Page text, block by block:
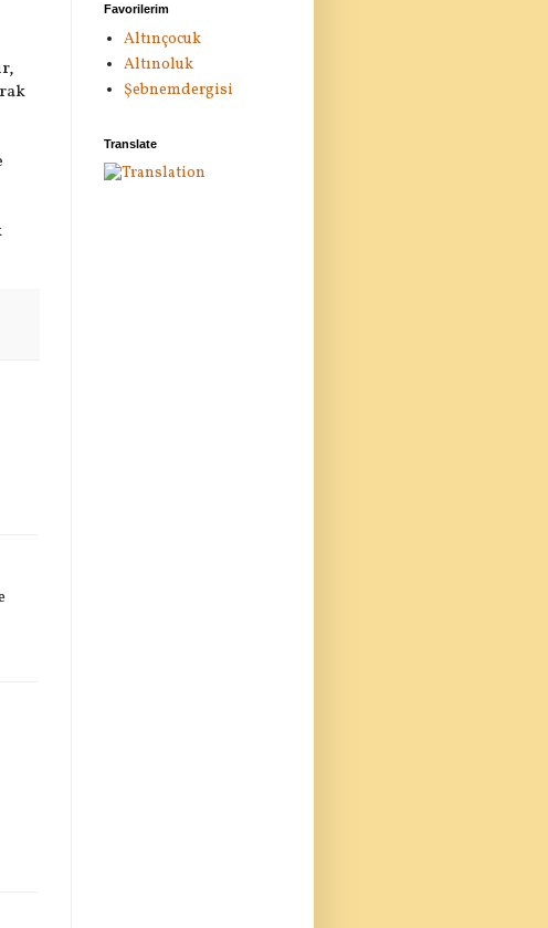
Favorilerim
Altınçocuk
Altınoluk
Şebnemdergisi
Translate